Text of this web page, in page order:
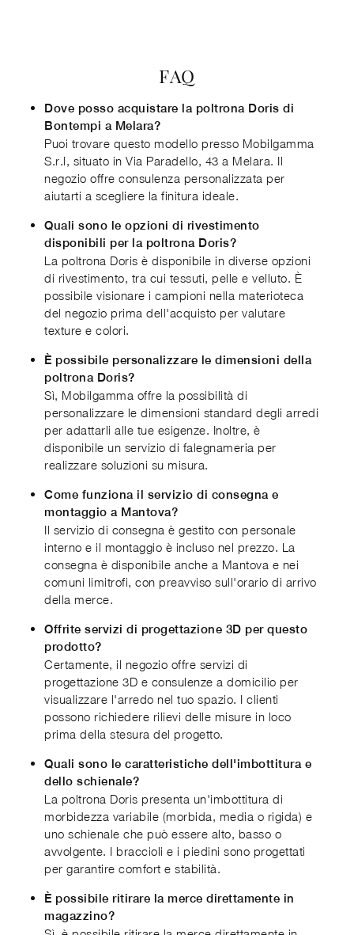
FAQ
Dove posso acquistare la poltrona Doris di
Bontempi a Melara?
Puoi trovare questo modello presso Mobilgamma
S.r.l, situato in Via Paradello, 43 a Melara. Il
negozio offre consulenza personalizzata per
aiutarti a scegliere la finitura ideale.
Quali sono le opzioni di rivestimento
disponibili per la poltrona Doris?
La poltrona Doris è disponibile in diverse opzioni
di rivestimento, tra cui tessuti, pelle e velluto. È
possibile visionare i campioni nella materioteca
del negozio prima dell'acquisto per valutare
texture e colori.
È possibile personalizzare le dimensioni della
poltrona Doris?
Sì, Mobilgamma offre la possibilità di
personalizzare le dimensioni standard degli arredi
per adattarli alle tue esigenze. Inoltre, è
disponibile un servizio di falegnameria per
realizzare soluzioni su misura.
Come funziona il servizio di consegna e
montaggio a Mantova?
Il servizio di consegna è gestito con personale
interno e il montaggio è incluso nel prezzo. La
consegna è disponibile anche a Mantova e nei
comuni limitrofi, con preavviso sull'orario di arrivo
della merce.
Offrite servizi di progettazione 3D per questo
prodotto?
Certamente, il negozio offre servizi di
progettazione 3D e consulenze a domicilio per
visualizzare l'arredo nel tuo spazio. I clienti
possono richiedere rilievi delle misure in loco
prima della stesura del progetto.
Quali sono le caratteristiche dell'imbottitura e
dello schienale?
La poltrona Doris presenta un'imbottitura di
morbidezza variabile (morbida, media o rigida) e
uno schienale che può essere alto, basso o
avvolgente. I braccioli e i piedini sono progettati
per garantire comfort e stabilità.
È possibile ritirare la merce direttamente in
magazzino?